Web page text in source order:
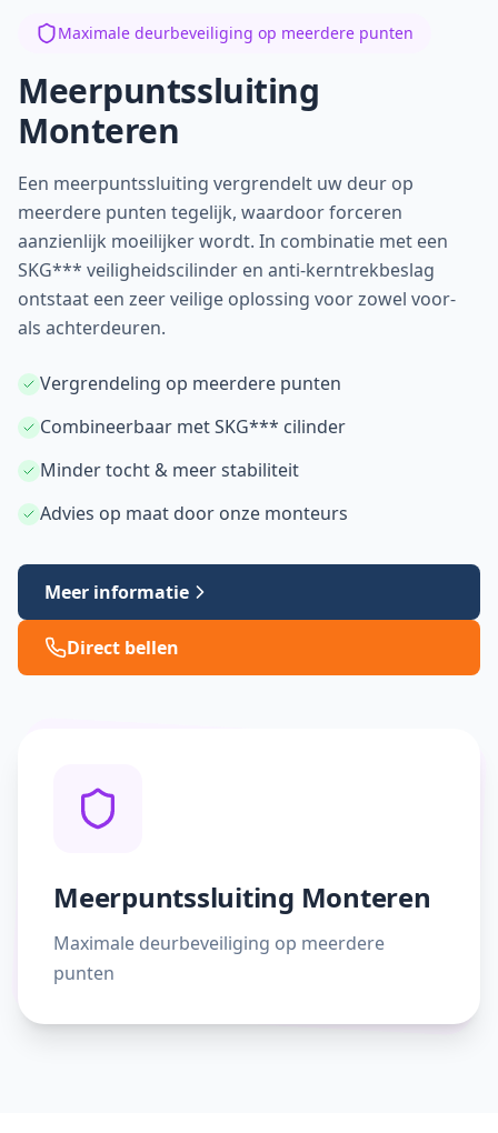
Maximale deurbeveiliging op meerdere punten
Meerpuntssluiting
Monteren
Een meerpuntssluiting vergrendelt uw deur op
meerdere punten tegelijk, waardoor forceren
aanzienlijk moeilijker wordt. In combinatie met een
SKG*** veiligheidscilinder en anti-kerntrekbeslag
ontstaat een zeer veilige oplossing voor zowel voor-
als achterdeuren.
Vergrendeling op meerdere punten
Combineerbaar met SKG*** cilinder
Minder tocht & meer stabiliteit
Advies op maat door onze monteurs
Meer informatie
Direct bellen
Meerpuntssluiting Monteren
Maximale deurbeveiliging op meerdere
punten